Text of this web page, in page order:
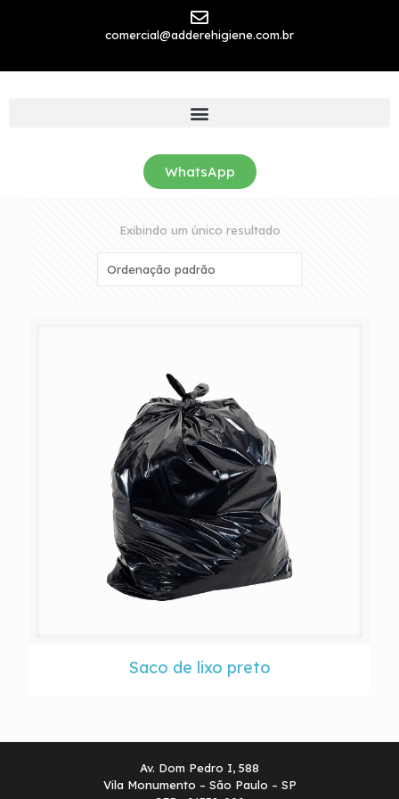
comercial@adderehigiene.com.br
WhatsApp
Exibindo um único resultado
Saco de lixo preto
Av. Dom Pedro I, 588
Vila Monumento – São Paulo – SP